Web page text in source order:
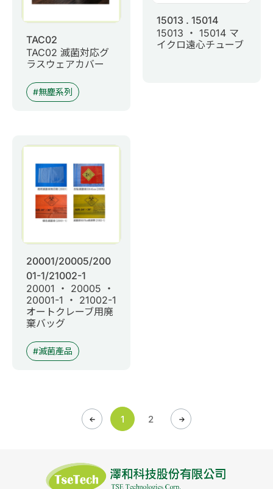
TAC02
TAC02 滅菌対応グ
ラスウェアカバー
無塵系列
15013 . 15014
15013 ・ 15014 マ
イクロ遠心チューブ
20001/20005/200
01-1/21002-1
20001 ・ 20005 ・
20001-1 ・ 21002-1
オートクレーブ用廃
棄バッグ
滅菌產品
1 2